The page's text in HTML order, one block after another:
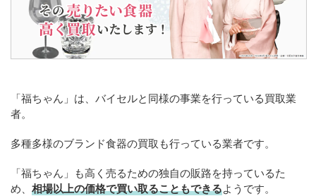
「福ちゃん」は、バイセルと同様の事業を行っている買取業
者。
多種多様のブランド食器の買取も行っている業者です。
「福ちゃん」も高く売るための独自の販路を持っているた
め、 相場以上の価格で買い取ることもできるようです。